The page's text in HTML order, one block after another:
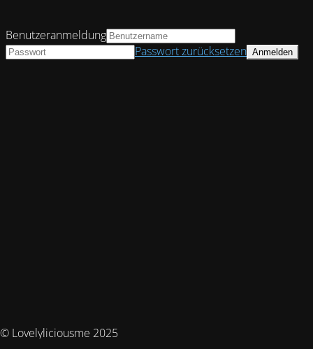
© Lovelyliciousme 2025
Benutzeranmeldung
Passwort zurücksetzen